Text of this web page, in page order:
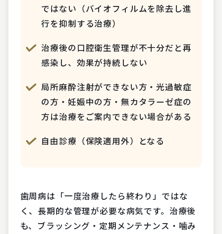
ではない（バイオフィルムを除去し進
行を抑制する治療）
治療後の口腔衛生管理が不十分だと再
感染し、効果が持続しない
局所麻酔注射ができない方・光過敏症
の方・妊娠中の方・無カタラーゼ症の
方は治療をご案内できない場合がある
自由診療（保険適用外）となる
歯周病は「一度治療したら終わり」ではな
く、長期的な管理が必要な病気です。治療後
も、ブラッシング・定期メンテナンス・噛み